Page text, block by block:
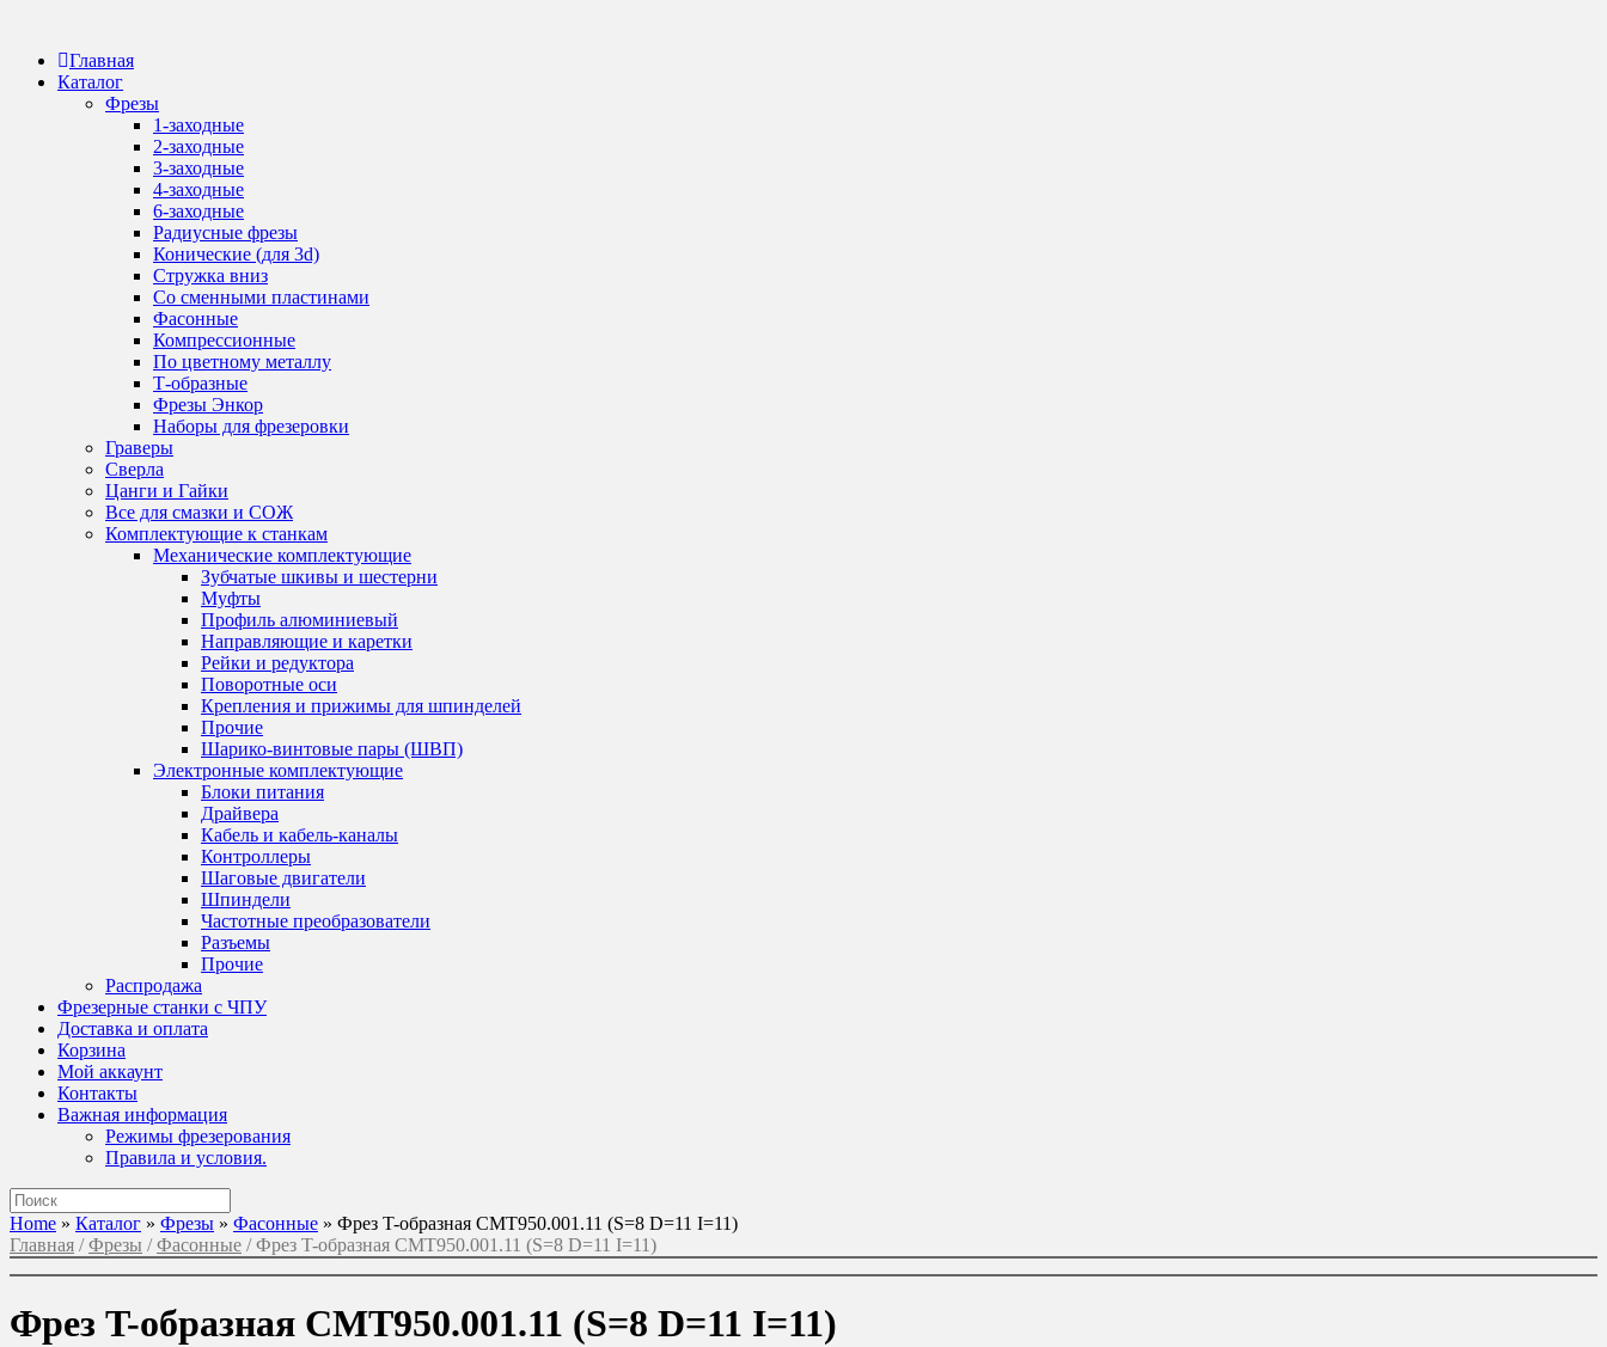
содержанию
Главная
Каталог
Фрезы
1-заходные
2-заходные
3-заходные
4-заходные
6-заходные
Радиусные фрезы
Конические (для 3d)
Стружка вниз
Со сменными пластинами
Фасонные
Компрессионные
По цветному металлу
Т-образные
Фрезы Энкор
Наборы для фрезеровки
Граверы
Сверла
Цанги и Гайки
Все для смазки и СОЖ
Комплектующие к станкам
Механические комплектующие
Зубчатые шкивы и шестерни
Муфты
Профиль алюминиевый
Направляющие и каретки
Рейки и редуктора
Поворотные оси
Крепления и прижимы для шпинделей
Прочие
Шарико-винтовые пары (ШВП)
Электронные комплектующие
Блоки питания
Драйвера
Кабель и кабель-каналы
Контроллеры
Шаговые двигатели
Шпиндели
Частотные преобразователи
Разъемы
Прочие
Распродажа
Фрезерные станки с ЧПУ
Доставка и оплата
Корзина
Мой аккаунт
Контакты
Важная информация
Режимы фрезерования
Правила и условия.
Поиск
по:
Home » Каталог » Фрезы » Фасонные » Фрез T-образная CMT950.001.11 (S=8 D=11 I=11)
Главная /Фрезы /Фасонные / Фрез T-образная CMT950.001.11 (S=8 D=11 I=11)
Фрез T-образная CMT950.001.11 (S=8 D=11 I=11)